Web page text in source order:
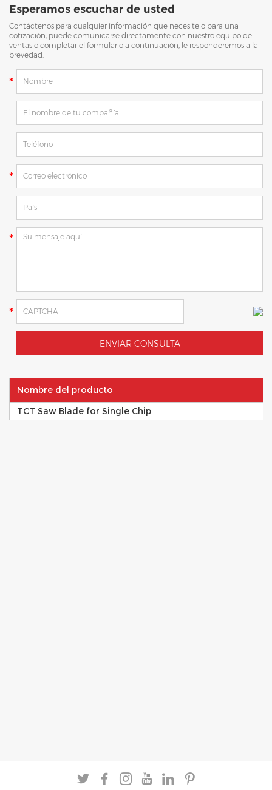
Esperamos escuchar de usted
Contáctenos para cualquier información que necesite o para una
cotización, puede comunicarse directamente con nuestro equipo de
ventas o completar el formulario a continuación, le responderemos a la
brevedad.
Nombre del producto
TCT Saw Blade for Single Chip